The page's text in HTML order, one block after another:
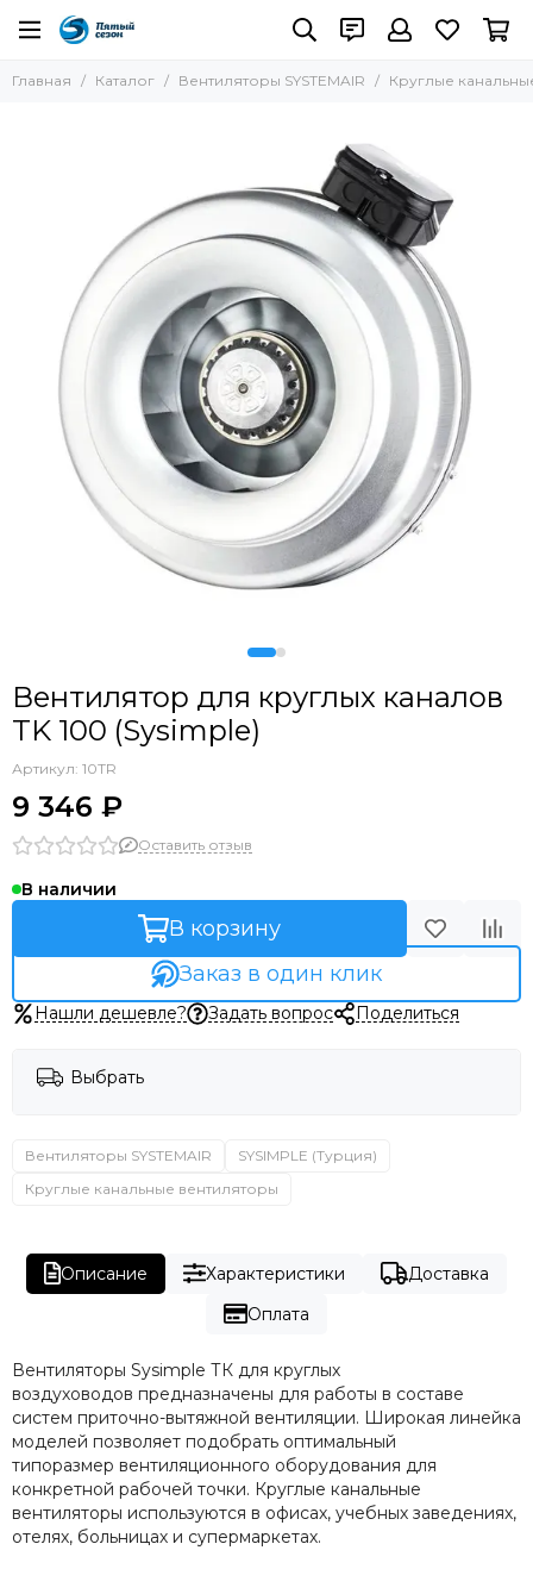
Вентиляторы SYSTEMAIR
Кухонные вытяжные вентиляторы
Осевые вентиляторы
Прямоугольные канальные вентиляторы
Термостойкие вентиляторы
Главная Каталог Вентиляторы SYSTEMAIR Круглые
Вентилятор для круглых каналов
TK 100 (Sysimple)
Артикул: 10TR
9 346 ₽
Оставить отзыв
В наличии
В корзину
Заказ в один клик
Нашли дешевле? Задать вопрос Поделиться
Выбрать
Вентиляторы SYSTEMAIR
SYSIMPLE (Турция)
Круглые канальные вентиляторы
Описание Характеристики
Доставка
Оплата
Вентиляторы Sysimple ТК для круглых
воздуховодов предназначены для работы в составе
систем приточно-вытяжной вентиляции. Широкая линейка
моделей позволяет подобрать оптимальный
типоразмер вентиляционного оборудования для
конкретной рабочей точки. Круглые канальные
вентиляторы используются в офисах, учебных заведениях,
отелях, больницах и супермаркетах.